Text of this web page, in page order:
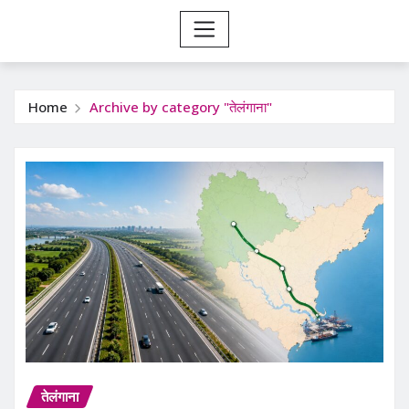
Home Archive by category "तेलंगाना"
तेलंगाना